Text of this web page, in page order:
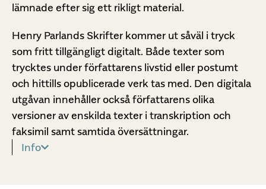
lämnade efter sig ett rikligt material.
Henry Parlands Skrifter kommer ut såväl i tryck
som fritt tillgängligt digitalt. Både texter som
trycktes under författarens livstid eller postumt
och hittills opublicerade verk tas med. Den digitala
utgåvan innehåller också författarens olika
versioner av enskilda texter i transkription och
faksimil samt samtida översättningar.
Info